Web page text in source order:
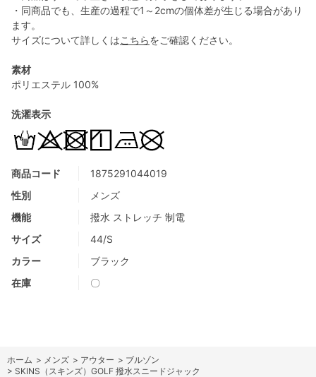
商品コード
1875291044019
性別
メンズ
機能
撥水 ストレッチ 制電
サイズ
44/S
カラー
ブラック
在庫
〇
・同商品でも、生産の過程で1～2cmの個体差が生じる場合があり
ます。
サイズについて詳しくはこちらをご確認ください。
素材
ポリエステル 100%
洗濯表示
ホーム > メンズ > アウター > ブルゾン
> SKINS（スキンズ）GOLF 撥水スニードジャック